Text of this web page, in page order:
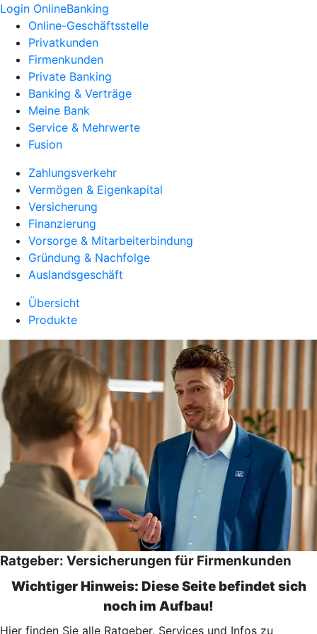
Login OnlineBanking
Online-Geschäftsstelle
Privatkunden
Firmenkunden
Private Banking
Banking & Verträge
Meine Bank
Service & Mehrwerte
Fusion
Zahlungsverkehr
Vermögen & Eigenkapital
Versicherung
Finanzierung
Vorsorge & Mitarbeiterbindung
Gründung & Nachfolge
Auslandsgeschäft
Übersicht
Produkte
Ratgeber: Versicherungen für Firmenkunden
Wichtiger Hinweis: Diese Seite befindet sich
noch im Aufbau!
Hier finden Sie alle Ratgeber, Services und Infos zu